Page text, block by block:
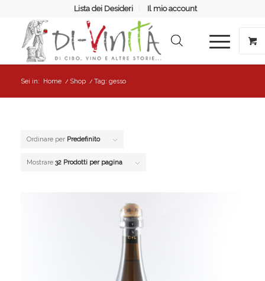
Lista dei Desideri Il mio account
Sei in: Home / Shop / Tag: gesso
Ordinare per Predefinito
Mostrare 32 Prodotti per pagina